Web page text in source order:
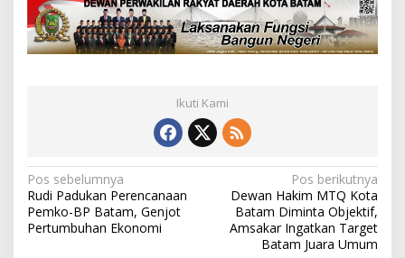
Ikuti Kami
N
a
v
Pos sebelumnya
Rudi Padukan Perencanaan
Pemko-BP Batam, Genjot
Pertumbuhan Ekonomi
Pos berikutnya
Dewan Hakim MTQ Kota
Batam Diminta Objektif,
Amsakar Ingatkan Target
Batam Juara Umum